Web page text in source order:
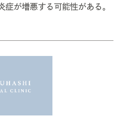
症が増悪する可能性がある。